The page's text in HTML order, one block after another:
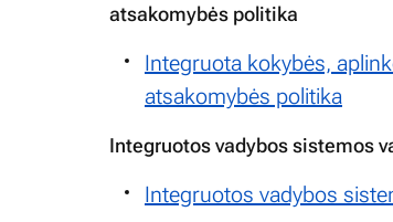
atsakomybės politika
Integruota kokybės,
atsakomybės politika
Integruotos vadybos sistemos
Integruotos vadybos